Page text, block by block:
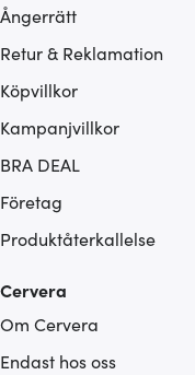
Ångerrätt
Retur & Reklamation
Köpvillkor
Kampanjvillkor
BRA DEAL
Företag
Produktåterkallelse
Cervera
Om Cervera
Endast hos oss